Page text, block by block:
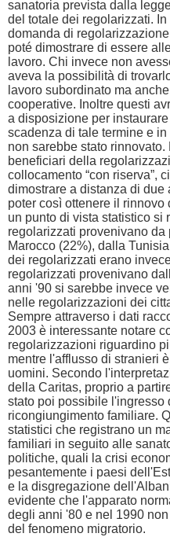
sanatoria prevista dalla
del totale dei regolarizzati.
domanda di
poté dimostrare di essere
lavoro. Chi invece non
aveva la possibilità di
lavoro subordinato ma
cooperative. Inoltre questi
a disposizione per
scadenza di tale termine e
non sarebbe stato
beneficiari della
collocamento “con riserva”,
dimostrare a distanza di due
poter così ottenere il
un punto di vista statistico si
regolarizzati provenivano da
Marocco (22%), dalla
dei regolarizzati erano
regolarizzati provenivano
anni '90 si sarebbe invece
nelle regolarizzazioni dei
Sempre attraverso i dati
2003 è interessante notare
regolarizzazioni riguardino
mentre l'afflusso di stranieri
uomini. Secondo
della Caritas, proprio a
stato poi possibile l'ingresso
ricongiungimento familiare.
statistici che registrano un
familiari in seguito alle
politiche, quali la crisi
pesantemente i paesi
e la disgregazione
evidente che l'apparato
degli anni '80 e nel 1990
del fenomeno migratorio.